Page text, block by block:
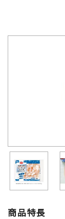
商品特長